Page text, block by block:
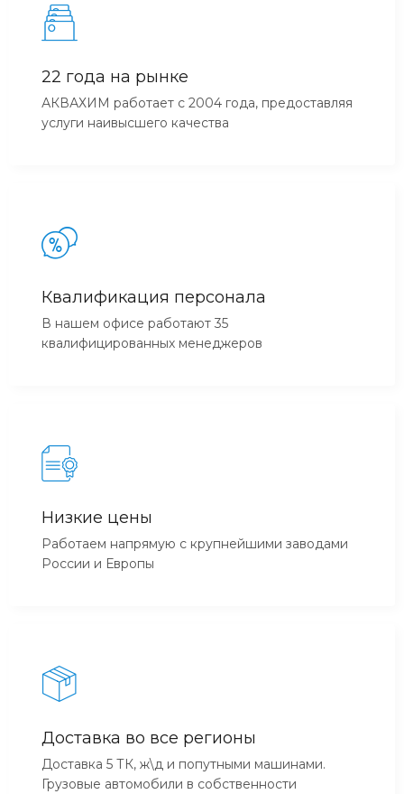
22 года на рынке
АКВАХИМ работает с 2004 года, предоставляя
услуги наивысшего качества
Квалификация персонала
В нашем офисе работают 35
квалифицированных менеджеров
Низкие цены
Работаем напрямую с крупнейшими заводами
России и Европы
Доставка во все регионы
Доставка 5 ТК, ж\д и попутными машинами.
Грузовые автомобили в собственности